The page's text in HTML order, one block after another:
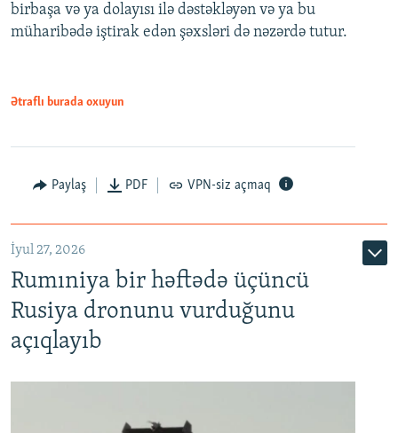
birbaşa və ya dolayısı ilə dəstəkləyən və ya bu
müharibədə iştirak edən şəxsləri də nəzərdə tutur.
Ətraflı burada oxuyun
Paylaş PDF VPN-siz açmaq
İyul 27, 2026
Rumıniya bir həftədə üçüncü
Rusiya dronunu vurduğunu
açıqlayıb